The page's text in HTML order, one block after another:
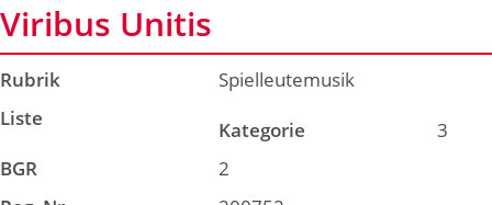
Viribus Unitis
Rubrik
Spielleutemusik
Liste
Kategorie
3
BGR
2